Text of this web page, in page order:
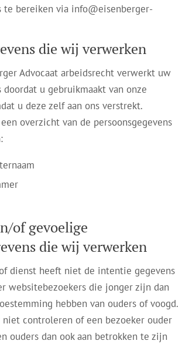
bereiken via info@eisenberger-
die wij verwerken
Advocaat arbeidsrecht verwerkt uw
doordat u gebruikmaakt van onze
u deze zelf aan ons verstrekt.
overzicht van de persoonsgegevens
of gevoelige
die wij verwerken
dienst heeft niet de intentie gegevens
websitebezoekers die jonger zijn dan
hebben van ouders of voogd.
niet controleren of een bezoeker ouder
ouders dan ook aan betrokken te zijn